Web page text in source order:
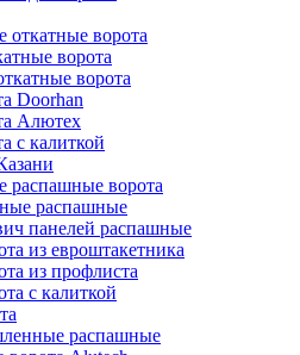
откатные ворота
ворота
ворота
Doorhan
Алютех
с калиткой
распашные ворота
распашные
панелей распашные
из евроштакетника
из профлиста
с калиткой
распашные